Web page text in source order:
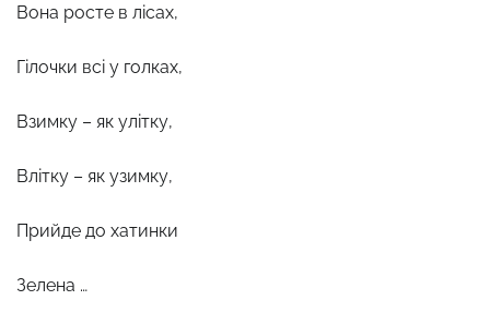
Вона росте в лісах,
Гілочки всі у голках,
Взимку – як улітку,
Влітку – як узимку,
Прийде до хатинки
Зелена …